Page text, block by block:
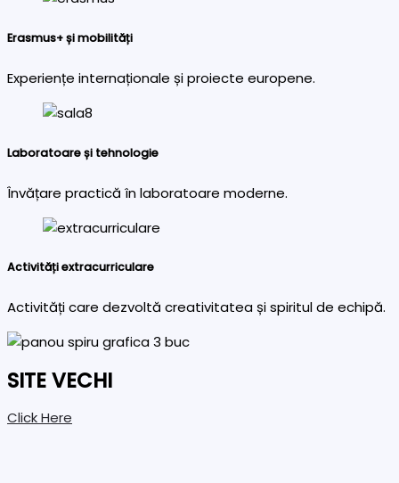
Erasmus+ și mobilități
Experiențe internaționale și proiecte europene.
Laboratoare și tehnologie
Învățare practică în laboratoare moderne.
Activități extracurriculare
Activități care dezvoltă creativitatea și spiritul de echipă.
SITE VECHI
Click Here